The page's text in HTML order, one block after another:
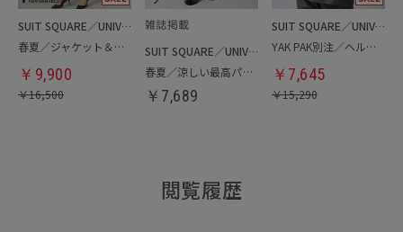
SUIT SQUARE／UNIVERSAL LANGUAGE／WHITE
春夏／ジャケット＆パンツセットアップ／洗濯ネット付き
￥ 9,900
￥16,500
SUIT SQUARE／UNIVERSAL LANGUAGE
春夏／涼しい最高パンツ
￥ 7,689
SUIT SQUARE／UNIVERSAL LANGUAGE
YAK PAK別注／ヘルメットバッグ
￥ 7,645
￥15,290
閲覧履歴